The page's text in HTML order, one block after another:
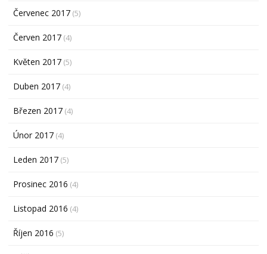
Červenec 2017 (5)
Červen 2017 (4)
Květen 2017 (5)
Duben 2017 (4)
Březen 2017 (4)
Únor 2017 (4)
Leden 2017 (5)
Prosinec 2016 (4)
Listopad 2016 (4)
Říjen 2016 (5)